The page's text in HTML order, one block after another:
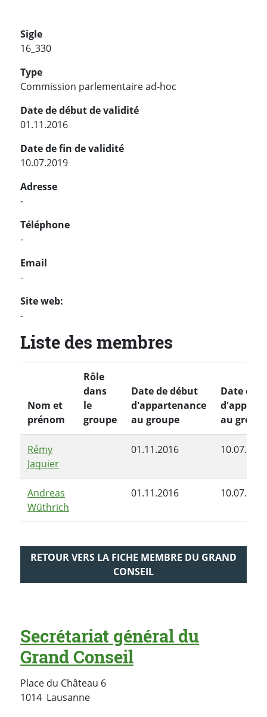
Sigle
16_330
Type
Commission parlementaire ad-hoc
Date de début de validité
01.11.2016
Date de fin de validité
10.07.2019
Adresse
-
Téléphone
-
Email
-
Site web:
-
Liste des membres
Nom et
prénom
Rôle
dans
le
groupe
Date de début
d'appartenance
au groupe
Date de
au
Rémy
Jaquier
01.11.2016
Andreas
Wüthrich
01.11.2016
RETOUR VERS LA FICHE MEMBRE DU GRAND
CONSEIL
Secrétariat général du
Grand Conseil
Place du Château 6
1014 LausanneSuisse